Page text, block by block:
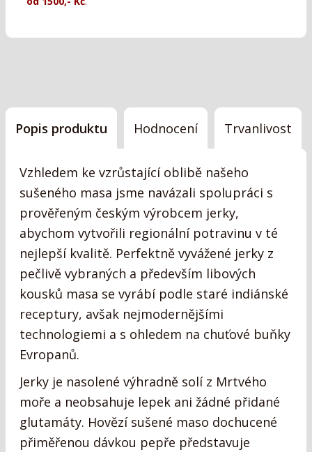
Popis produktu Hodnocení Trvanlivost
Vzhledem ke vzrůstající oblibě našeho
sušeného masa jsme navázali spolupráci s
prověřeným českým výrobcem jerky,
abychom vytvořili regionální potravinu v té
nejlepší kvalitě. Perfektně vyvážené jerky z
pečlivě vybraných a především libových
kousků masa se vyrábí podle staré indiánské
receptury, avšak nejmodernějšími
technologiemi a s ohledem na chuťové buňky
Evropanů.
Jerky je nasolené výhradně solí z Mrtvého
moře a neobsahuje lepek ani žádné přidané
glutamáty. Hovězí sušené maso dochucené
přiměřenou dávkou pepře představuje